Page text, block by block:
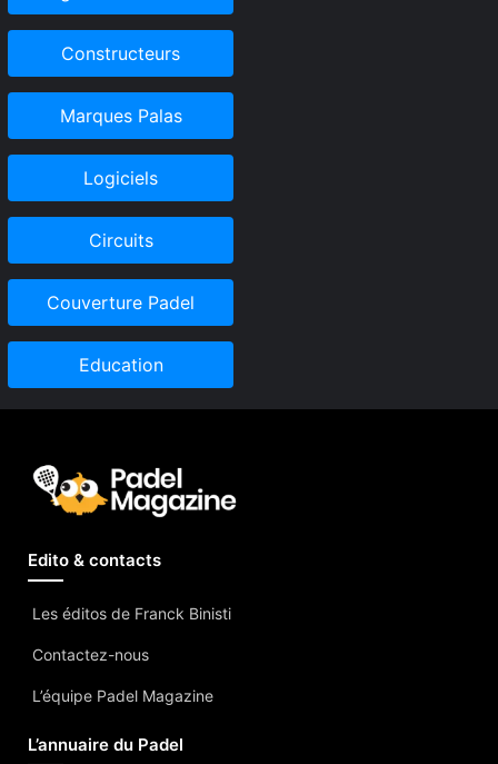
Constructeurs
Marques Palas
Logiciels
Circuits
Couverture Padel
Education
Edito & contacts
Les éditos de Franck Binisti
Contactez-nous
L’équipe Padel Magazine
L’annuaire du Padel